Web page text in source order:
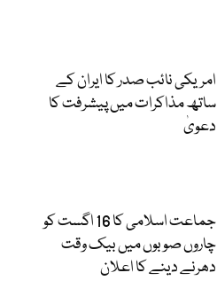
امریکی نائب صدر کا ایران کے
ساتھ مذاکرات میں پیشرفت کا
دعویٰ
جماعت اسلامی کا 16 اگست کو
چاروں صوبوں میں بیک وقت
دھرنے دینے کا اعلان